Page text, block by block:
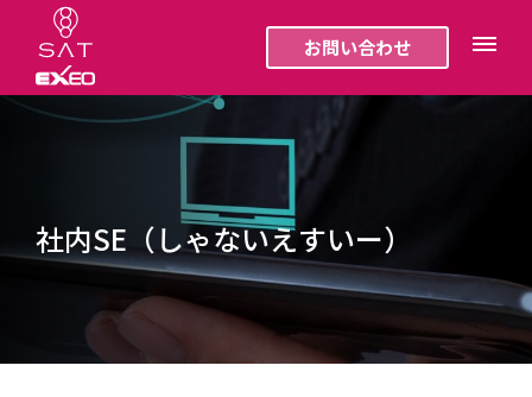
お問い合わせ
社内SE（しゃないえすいー）